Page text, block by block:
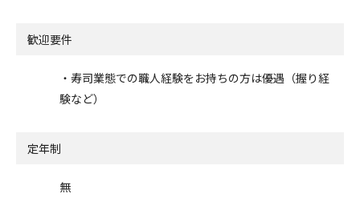
歓迎要件
・寿司業態での職人経験をお持ちの方は優遇（握り経
験など）
定年制
無